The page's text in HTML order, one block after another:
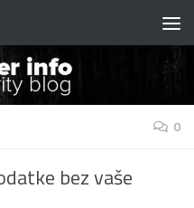
0
bez vaše